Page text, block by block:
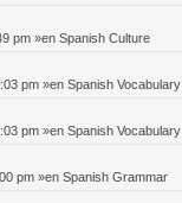
pm »en Spanish Culture
pm »en Spanish Vocabulary
pm »en Spanish Vocabulary
pm »en Spanish Grammar